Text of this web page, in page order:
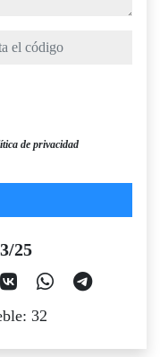
de privacidad
25
32